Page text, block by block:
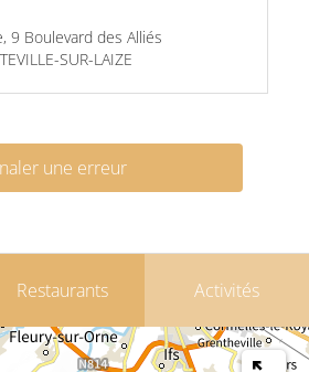
9 Boulevard des Alliés
SUR-LAIZE
une erreur
Restaurants Activités